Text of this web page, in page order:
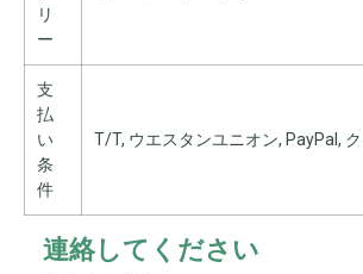
リ
ー
支
払
い
条
件
T/T, ウエスタンユニオン, PayPal,
連絡してください